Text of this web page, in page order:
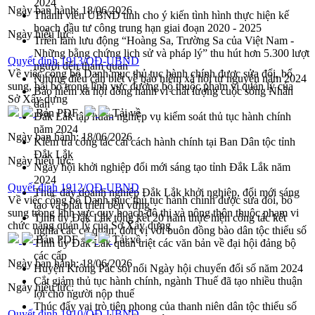
2024
Thành viên UBND tỉnh cho ý kiến tình hình thực hiện kế
hoạch đầu tư công trung hạn giai đoạn 2020 - 2025
Triển lãm lưu động “Hoàng Sa, Trường Sa của Việt Nam -
Những bằng chứng lịch sử và pháp lý” thu hút hơn 5.300 lượt
người đến tham quan
Những điều cần biết về bảo hiểm xã hội tự nguyện năm 2024
Bảo hiểm xã hội đồng hành vì chất lượng cuộc sống Nhân
dân
Đắk Lắk tập huấn nghiệp vụ kiểm soát thủ tục hành chính
năm 2024
Kiểm tra công tác cải cách hành chính tại Ban Dân tộc tỉnh
Đắk Lắk
Ngày hội khởi nghiệp đổi mới sáng tạo tỉnh Đắk Lắk năm
2024
Thúc đẩy doanh nghiệp Đắk Lắk khởi nghiệp, đổi mới sáng
tạo và phát triển bền vững
Tỉnh ủy Đắk Lắk tổng kết 20 năm thực hiện công tác kết
nghĩa các cơ quan, đơn vị với buôn đồng bào dân tộc thiểu số
Tỉnh ủy Đắk Lắk quán triệt các văn bản về đại hội đảng bộ
các cấp
Huyện Krông Pắc sôi nổi Ngày hội chuyển đổi số năm 2024
Cắt giảm thủ tục hành chính, ngành Thuế đã tạo nhiều thuận
lợi cho người nộp thuế
Thúc đẩy vai trò tiên phong của thanh niên dân tộc thiểu số
Ngày ban hành: 18/06/2026
Ngày hiệu lực:
Quyết định 1913/QĐ-UBND
Về việc công bố Danh mục thủ tục hành chính được sửa đổi, bổ
sung, bãi bỏ trong lĩnh vực đường bộ thuộc phạm vi quản lý của
Sở Xây dựng
Bản PDF
Tải về
Ngày ban hành: 18/06/2026
Ngày hiệu lực:
Quyết định 1912/QĐ-UBND
Về việc công bố Danh mục thủ tục hành chính được sửa đổi, bổ
sung trong lĩnh vực quy hoạch đô thị và nông thôn thuộc phạm vi
chức năng quản lý của Sở Xây dựng
Bản PDF
Tải về
Ngày ban hành:18/06/2026
Ngày hiệu lực: